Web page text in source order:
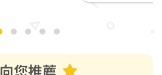
向您推薦